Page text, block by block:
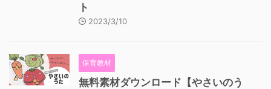
ト
2023/3/10
保育教材
無料素材ダウンロード【やさいのう